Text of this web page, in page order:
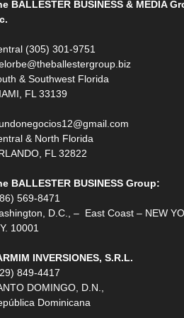
BALLESTER BUSINESS & MEDIA
(305) 301-9751
& Southwest Florida
FL 33139
& North Florida
FL 32822
BALLESTER BUSINESS Group:
569-8471
D.C., – East Coast – NEW
10001
INVERSIONES, S.R.L.
849-4417
DOMINGO, D.N.,
Dominicana